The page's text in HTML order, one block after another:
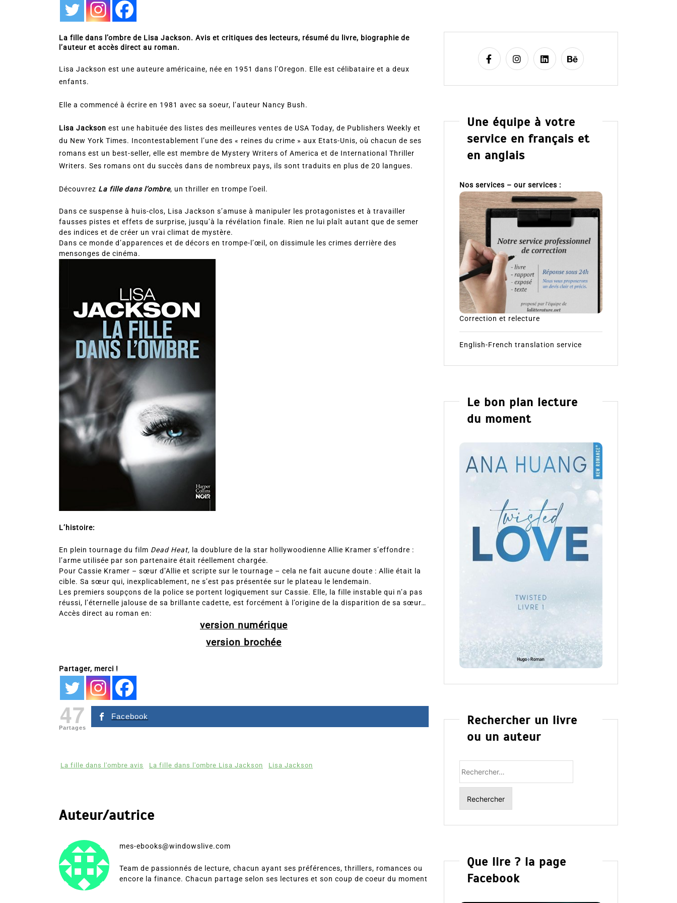
La fille dans l’ombre de Lisa Jackson. Avis et critiques des lecteurs, résumé du livre, biographie de
l’auteur et accès direct au roman.
Lisa Jackson est une auteure américaine, née en 1951 dans l’Oregon. Elle est célibataire et a deux
enfants.
Elle a commencé à écrire en 1981 avec sa soeur, l’auteur Nancy Bush.
Lisa Jackson est une habituée des listes des meilleures ventes de USA Today, de Publishers Weekly et
du New York Times. Incontestablement l’une des « reines du crime » aux Etats-Unis, où chacun de ses
romans est un best-seller, elle est membre de Mystery Writers of America et de International Thriller
Writers. Ses romans ont du succès dans de nombreux pays, ils sont traduits en plus de 20 langues.
Découvrez La fille dans l’ombre, un thriller en trompe l’oeil.
Dans ce suspense à huis-clos, Lisa Jackson s’amuse à manipuler les protagonistes et à travailler
fausses pistes et effets de surprise, jusqu’à la révélation finale. Rien ne lui plaît autant que de semer
des indices et de créer un vrai climat de mystère.
Dans ce monde d’apparences et de décors en trompe-l’œil, on dissimule les crimes derrière des
mensonges de cinéma.
L’histoire:
En plein tournage du film Dead Heat, la doublure de la star hollywoodienne Allie Kramer s’effondre :
l’arme utilisée par son partenaire était réellement chargée.
Pour Cassie Kramer – sœur d’Allie et scripte sur le tournage – cela ne fait aucune doute : Allie était la
cible. Sa sœur qui, inexplicablement, ne s’est pas présentée sur le plateau le lendemain.
Les premiers soupçons de la police se portent logiquement sur Cassie. Elle, la fille instable qui n’a pas
réussi, l’éternelle jalouse de sa brillante cadette, est forcément à l’origine de la disparition de sa sœur…
Accès direct au roman en:
version numérique
version brochée
Partager, merci !
47
Partages
Facebook
La fille dans l'ombre avis La fille dans l'ombre Lisa Jackson Lisa Jackson
Auteur/autrice
mes-ebooks@windowslive.com
Team de passionnés de lecture, chacun ayant ses préférences, thrillers, romances ou
encore la finance. Chacun partage selon ses lectures et son coup de coeur du moment
Une équipe à votre
service en français et
en anglais
Nos services – our services :
Correction et relecture
English-French translation service
Le bon plan lecture
du moment
Rechercher un livre
ou un auteur
Que lire ? la page
Facebook